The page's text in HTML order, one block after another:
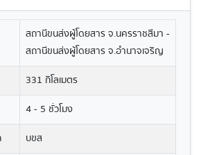
สถานีขนส่งผู้โดยสาร จ.นครราชสีมา -
สถานีขนส่งผู้โดยสาร จ.อำนาจเจริญ
331 กิโลเมตร
4 - 5 ชั่วโมง
บขส